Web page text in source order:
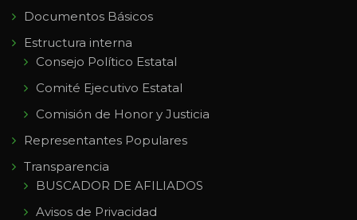
Documentos Básicos
Estructura interna
Consejo Político Estatal
Comité Ejecutivo Estatal
Comisión de Honor y Justicia
Representantes Populares
Transparencia
BUSCADOR DE AFILIADOS
Avisos de Privacidad